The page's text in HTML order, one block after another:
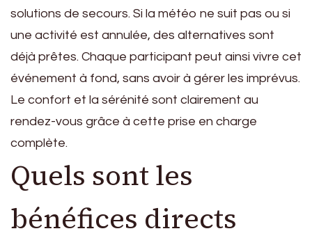
solutions de secours. Si la météo ne suit pas ou si
une activité est annulée, des alternatives sont
déjà prêtes. Chaque participant peut ainsi vivre cet
événement à fond, sans avoir à gérer les imprévus.
Le confort et la sérénité sont clairement au
rendez-vous grâce à cette prise en charge
complète.
Quels sont les
bénéfices directs